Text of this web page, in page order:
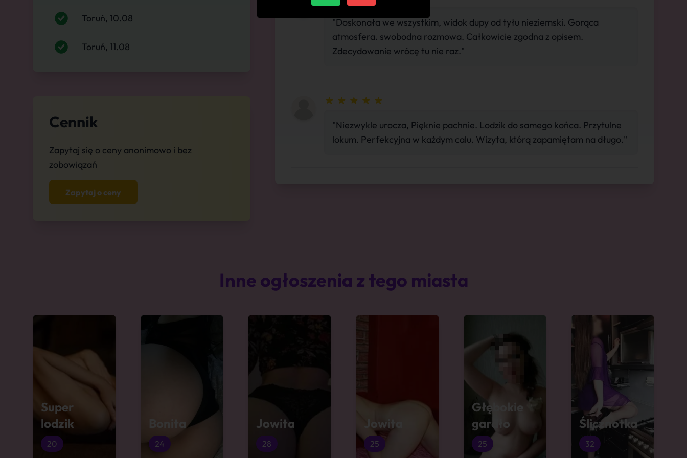
Toruń, 10.08
Toruń, 11.08
Cennik
Zapytaj się o ceny anonimowo i bez
zobowiązań
Zapytaj o ceny
"Doskonała we wszystkim, widok dupy od tyłu nieziemski. Gorąca
atmosfera. swobodna rozmowa. Całkowicie zgodna z opisem.
Zdecydowanie wrócę tu nie raz."
"Niezwykle urocza, Pięknie pachnie. Lodzik do samego końca. Przytulne
lokum. Perfekcyjna w każdym calu. Wizyta, którą zapamiętam na długo."
Inne ogłoszenia z tego miasta
Super
lodzik
20 24
Jowita
28
Jowita
25
Głębokie
gardło
25
Ślicznotka
32